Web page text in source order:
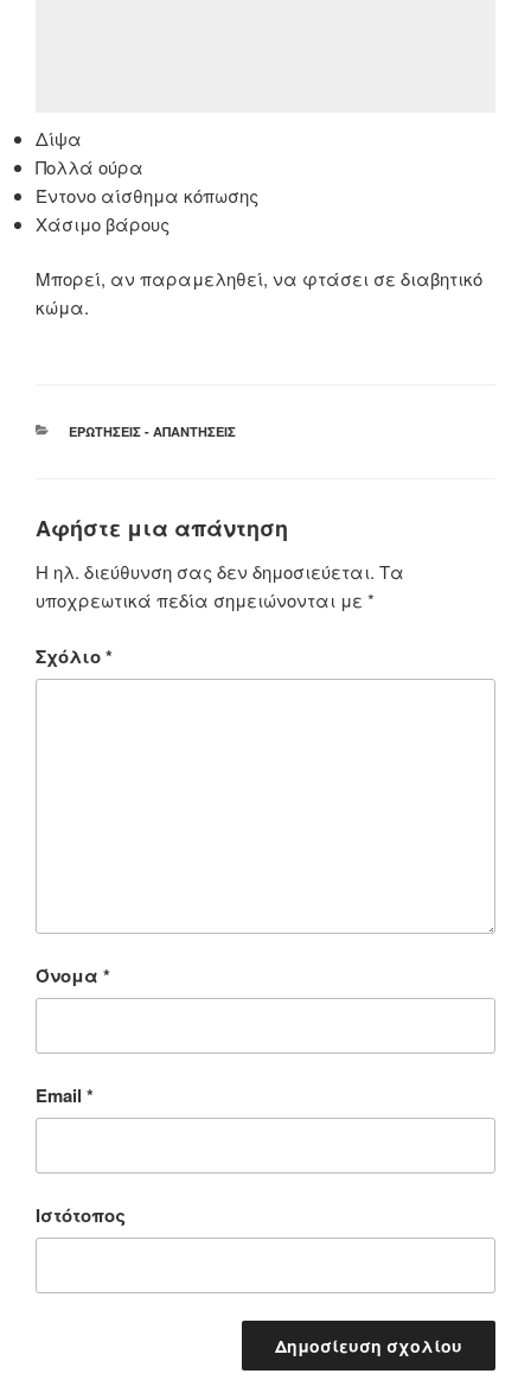
Δίψα
Πολλά ούρα
Έντονο αίσθημα κόπωσης
Χάσιμο βάρους
Μπορεί, αν παραμεληθεί, να φτάσει σε διαβητικό
κώμα.
ΚΑΤΗΓΟΡΊΕΣ
ΕΡΩΤΉΣΕΙΣ - ΑΠΑΝΤΉΣΕΙΣ
Αφήστε μια απάντηση
Η ηλ. διεύθυνση σας δεν δημοσιεύεται. Τα
υποχρεωτικά πεδία σημειώνονται με *
Σχόλιο*
Όνομα *
Email *
Ιστότοπος